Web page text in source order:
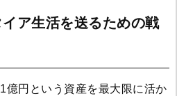
ア生活を送るための戦
億円という資産を最大限に活か